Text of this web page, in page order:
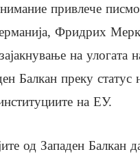
привлече
Фридрих
на улогата
Балкан преку статус
на ЕУ.
од Западен Балкан